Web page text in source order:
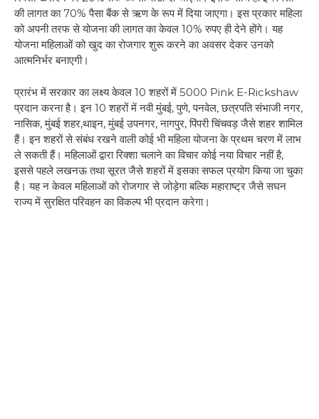
की लागत का 70% पैसा बैंक से ऋण के रूप में दिया जाएगा। इस प्रकार महिला
को अपनी तरफ से योजना की लागत का केवल 10% रुपए ही देने होंगे। यह
योजना महिलाओं को खुद का रोजगार शुरू करने का अवसर देकर उनको
आत्मनिर्भर बनाएगी।
प्रारंभ में सरकार का लक्ष्य केवल 10 शहरों में 5000 Pink E-Rickshaw
प्रदान करना है। इन 10 शहरों में नवी मुंबई, पुणे, पनवेल, छत्रपति संभाजी नगर,
नासिक, मुंबई शहर,थाइन, मुंबई उपनगर, नागपुर, पिंपरी चिंचवड़ जैसे शहर शामिल
हैं। इन शहरों से संबंध रखने वाली कोई भी महिला योजना के प्रथम चरण में लाभ
ले सकती हैं। महिलाओं द्वारा रिक्शा चलाने का विचार कोई नया विचार नहीं है,
इससे पहले लखनऊ तथा सूरत जैसे शहरों में इसका सफल प्रयोग किया जा चुका
है। यह न केवल महिलाओं को रोजगार से जोड़ेगा बल्कि महाराष्ट्र जैसे सघन
राज्य में सुरक्षित परिवहन का विकल्प भी प्रदान करेगा।